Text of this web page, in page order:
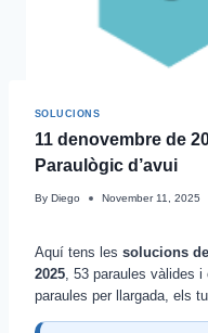
SOLUCIONS
11 denovembre de
Paraulògic d’avui
By Diego November 11, 2025
Aquí tens les solucions
2025 , 53 paraules vàlides i
paraules per llargada, els